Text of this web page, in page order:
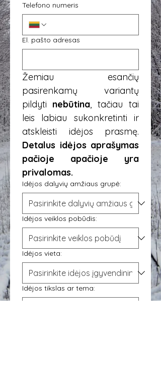
Telefono numeris
El. pašto adresas
Žemiau esančių
pasirenkamų variantų
pildyti nebūtina, tačiau tai
leis labiau sukonkretinti ir
Detalus idėjos aprašymas
pačioje apačioje yra
privalomas.
Idėjos dalyvių amžiaus grupė:
Idėjos veiklos pobūdis:
Idėjos vieta:
Idėjos tikslas ar tema: